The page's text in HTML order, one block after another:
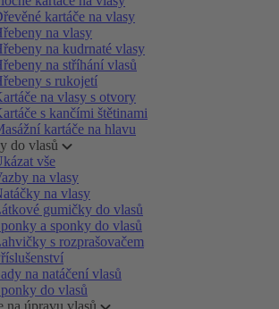
kartáče na vlasy
na vlasy
na kudrnaté vlasy
na stříhání vlasů
s rukojetí
na vlasy s otvory
s kančími štětinami
kartáče na hlavu
do vlasů
vše
na vlasy
na vlasy
gumičky do vlasů
a sponky do vlasů
s rozprašovačem
na natáčení vlasů
do vlasů
na úpravu vlasů